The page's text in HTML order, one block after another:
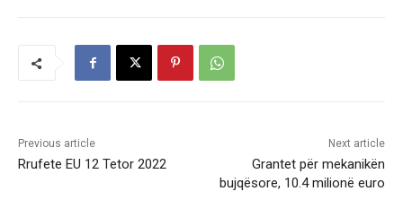
Previous article
Rrufete EU 12 Tetor 2022
Next article
Grantet për mekanikën
bujqësore, 10.4 milionë euro